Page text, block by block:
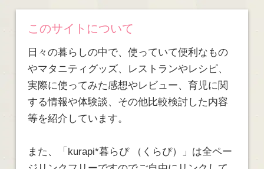
このサイトについて
日々の暮らしの中で、使っていて便利なもの
やマタニティグッズ、レストランやレシピ、
実際に使ってみた感想やレビュー、育児に関
する情報や体験談、その他比較検討した内容
等を紹介しています。
また、「kurapi*暮らぴ （くらぴ）」は全ペー